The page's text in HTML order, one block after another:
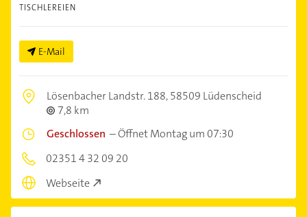
TISCHLEREIEN
E-Mail
Lösenbacher Landstr. 188,58509 Lüdenscheid
7,8 km
Geschlossen –Öffnet Montag um 07:30
02351 4 32 09 20
Webseite